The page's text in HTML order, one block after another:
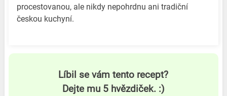
procestovanou, ale nikdy nepohrdnu ani tradiční
českou kuchyní.
Líbil se vám tento recept?
Dejte mu 5 hvězdiček. :)